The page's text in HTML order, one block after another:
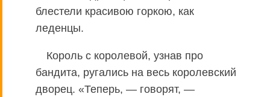
блестели красивою горкою, как
леденцы.
Король с королевой, узнав про
бандита, ругались на весь королевский
дворец. «Теперь, — говорят, —